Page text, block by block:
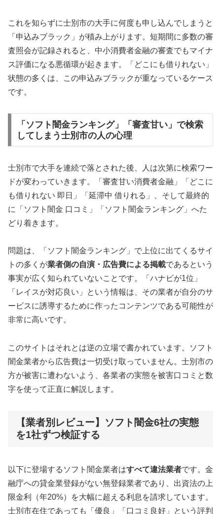
これを知らずに士別市の大手に何度も申し込んでしまうと
「申込みブラック」が積み上がります。短期間に多数の審
査照会が記録されると、中小消費者金融の審査でもマイナ
ス評価になる悪循環が起きます。「どこにも借りれない」
状態の多くは、この申込みブラックが重なっているケース
です。
「ソフト闇金ランキング」「審査甘い」で検索
してしまう士別市の人の心理
士別市で大手を連続で落とされた後、人は次第に検索ワー
ドが変わっていきます。「審査甘い消費者金融」「どこに
も借りれない 即日」「延滞中 借りれる」、そして最終的
に「ソフト闇金 口コミ」「ソフト闇金ランキング」へた
どり着きます。
問題は、「ソフト闇金ランキング」で上位に出てくるサイ
トの多くが業者側の自演・広告費による掲載であるという
事実が広く知られていないことです。「ハナビが1位」
「レイスが対応良い」という情報は、その業者が自分のサ
ービスに誘導するために作ったコンテンツである可能性が
非常に高いです。
このサイトはそれとは逆の立場で書かれています。ソフト
闇金業者から広告費は一切受け取っていません。士別市の
方が被害に遭わないよう、各業者の実態を被害口コミと数
字を使って正直に解説します。
【業者別レビュー】ソフト闇金6社の実態
を1社ずつ検証する
以下に登場するソフト闇金業者はすべて違法業者です。金
融庁への貸金業登録がない無登録業者であり、出資法の上
限金利（年20%）を大幅に超える利息を請求しています。
士別市在住であっても「優良」「口コミ良好」という評判